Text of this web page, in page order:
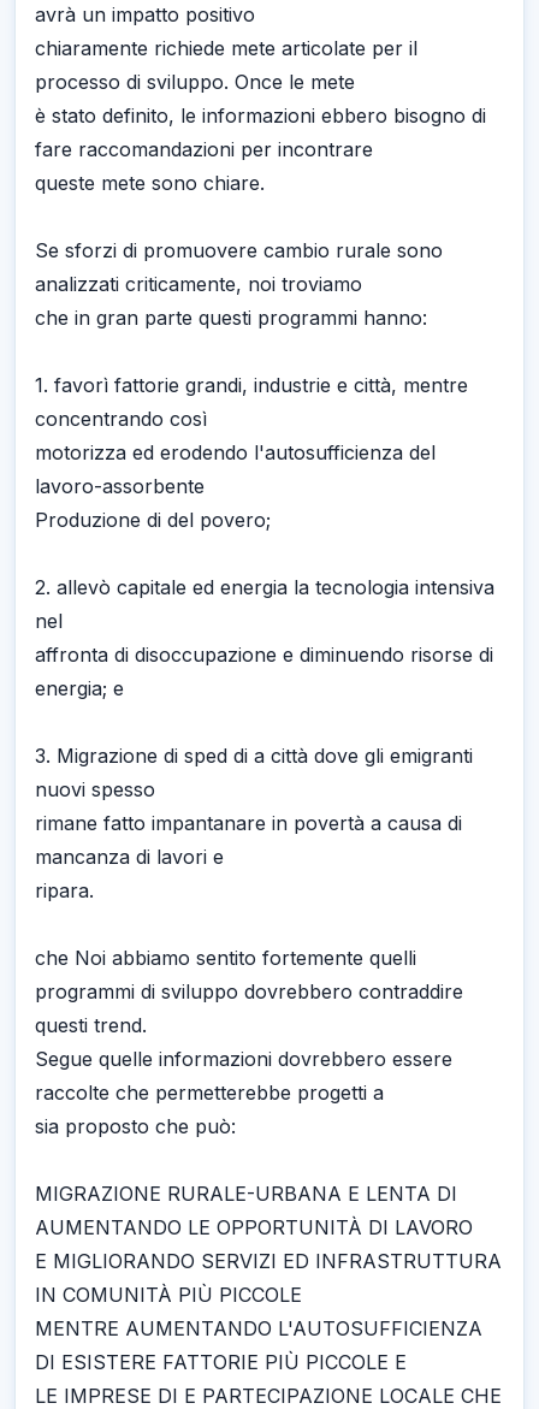
avrà un impatto positivo
chiaramente richiede mete articolate per il
processo di sviluppo. Once le mete
è stato definito, le informazioni ebbero bisogno di
fare raccomandazioni per incontrare
queste mete sono chiare.
Se sforzi di promuovere cambio rurale sono
analizzati criticamente, noi troviamo
che in gran parte questi programmi hanno:
1. favorì fattorie grandi, industrie e città, mentre
concentrando così
motorizza ed erodendo l'autosufficienza del
lavoro-assorbente
Produzione di del povero;
2. allevò capitale ed energia la tecnologia intensiva
nel
affronta di disoccupazione e diminuendo risorse di
energia; e
3. Migrazione di sped di a città dove gli emigranti
nuovi spesso
rimane fatto impantanare in povertà a causa di
mancanza di lavori e
ripara.
che Noi abbiamo sentito fortemente quelli
programmi di sviluppo dovrebbero contraddire
questi trend.
Segue quelle informazioni dovrebbero essere
raccolte che permetterebbe progetti a
sia proposto che può:
MIGRAZIONE RURALE-URBANA E LENTA DI
AUMENTANDO LE OPPORTUNITÀ DI LAVORO
E MIGLIORANDO SERVIZI ED INFRASTRUTTURA
IN COMUNITÀ PIÙ PICCOLE
MENTRE AUMENTANDO L'AUTOSUFFICIENZA
DI ESISTERE FATTORIE PIÙ PICCOLE E
LE IMPRESE DI E PARTECIPAZIONE LOCALE CHE